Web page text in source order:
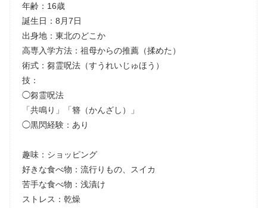
年齢：16歳
誕生日：8月7日
出身地：東北のどこか
高専入学方法：祖母からの推薦（揉めた）
術式：芻霊呪法（すうれいじゅほう）
技：
◯芻霊呪法
「共鳴り」「簪（かんざし）」
◯黒閃経験：あり
趣味：ショッピング
好きな食べ物：流行りもの、スイカ
苦手な食べ物：浅漬け
ストレス：乾燥